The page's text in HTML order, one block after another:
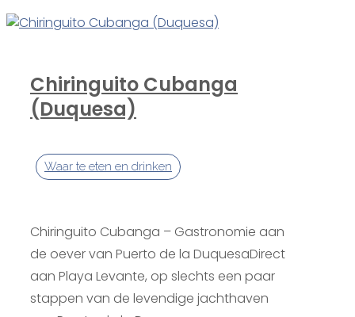
Chiringuito Cubanga
(Duquesa)
Waar te eten en drinken
Chiringuito Cubanga – Gastronomie aan
de oever van Puerto de la DuquesaDirect
aan Playa Levante, op slechts een paar
stappen van de levendige jachthaven